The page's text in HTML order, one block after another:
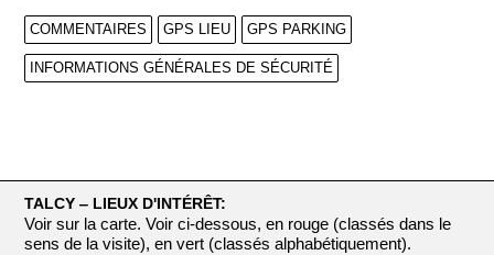
COMMENTAIRES GPS LIEU GPS PARKING
INFORMATIONS GÉNÉRALES DE SÉCURITÉ
TALCY ‒ LIEUX D'INTÉRÊT:
Voir sur la carte. Voir ci-dessous, en rouge (classés dans le
sens de la visite), en vert (classés alphabétiquement).